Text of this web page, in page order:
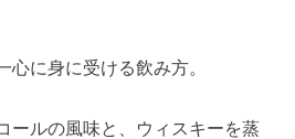
心に身に受ける飲み方。
ールの風味と、ウィスキーを蒸